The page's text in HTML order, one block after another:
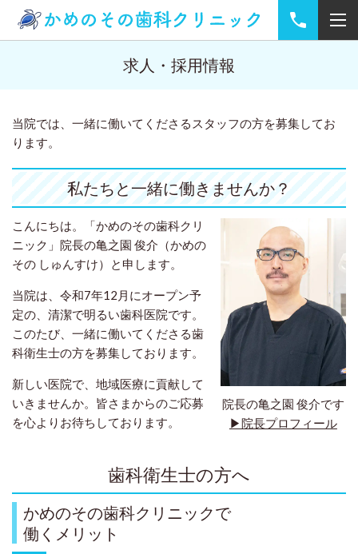
求人・採用情報
当院では、一緒に働いてくださるスタッフの方を募集してお
ります。
私たちと一緒に働きませんか？
院長の亀之園 俊介です
▶院長プロフィール
こんにちは。「かめのその歯科クリ
ニック」院長の亀之園 俊介（かめの
その しゅんすけ）と申します。
当院は、令和7年12月にオープン予
定の、清潔で明るい歯科医院です。
このたび、一緒に働いてくださる歯
科衛生士の方を募集しております。
新しい医院で、地域医療に貢献して
いきませんか。皆さまからのご応募
を心よりお待ちしております。
歯科衛生士の方へ
かめのその歯科クリニックで
働くメリット